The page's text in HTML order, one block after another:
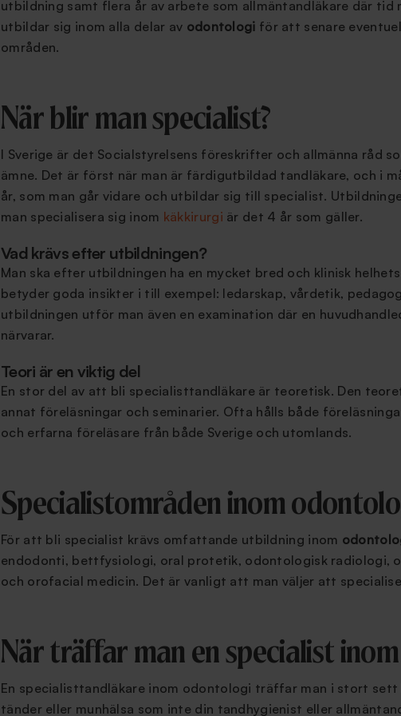
utbildning samt flera år av arbete som allmäntandläkare där tid
utbildar sig inom alla delar av odontologi för att senare
områden.
När blir man specialist?
I Sverige är det Socialstyrelsens föreskrifter och allmänna råd
ämne. Det är först när man är färdigutbildad tandläkare, och i
år, som man går vidare och utbildar sig till specialist.
man specialisera sig inom käkkirurgi är det 4 år som gäller.
Vad krävs efter utbildningen?
Man ska efter utbildningen ha en mycket bred och klinisk
betyder goda insikter i till exempel: ledarskap, vårdetik,
utbildningen utför man även en examination där en
närvarar.
Teori är en viktig del
En stor del av att bli specialisttandläkare är teoretisk. Den
annat föreläsningar och seminarier. Ofta hålls både
och erfarna föreläsare från både Sverige och utomlands.
Specialistområden inom
För att bli specialist krävs omfattande utbildning inom
endodonti, bettfysiologi, oral protetik, odontologisk radiologi,
och orofacial medicin. Det är vanligt att man väljer att
När träffar man en specialist
En specialisttandläkare inom odontologi träffar man i stort sett
tänder eller munhälsa som inte din tandhygienist eller